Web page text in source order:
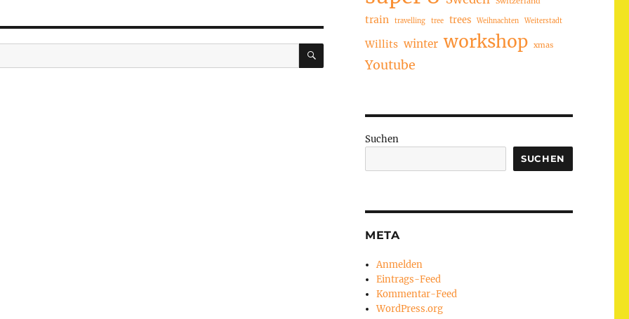
SUCHEN
train travelling tree trees Weihnachten Weiterstadt
Willits winter workshop xmas
Youtube
Suchen
SUCHEN
META
Anmelden
Eintrags-Feed
Kommentar-Feed
WordPress.org